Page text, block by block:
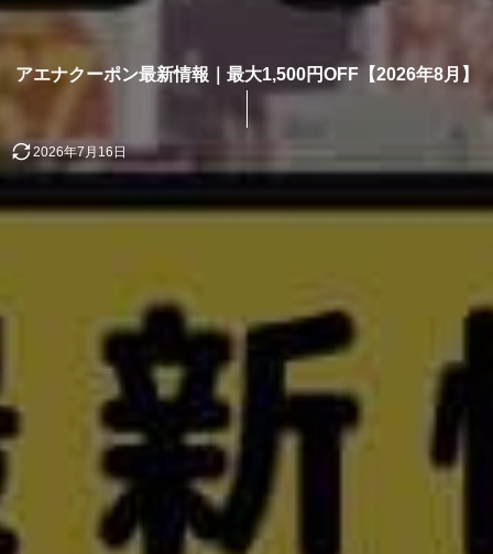
アエナクーポン最新情報｜最大1,500円OFF【2026年8月】
2026年7月16日